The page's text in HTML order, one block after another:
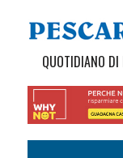
QUOTIDIANO DI